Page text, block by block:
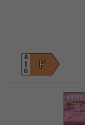
F
A
G